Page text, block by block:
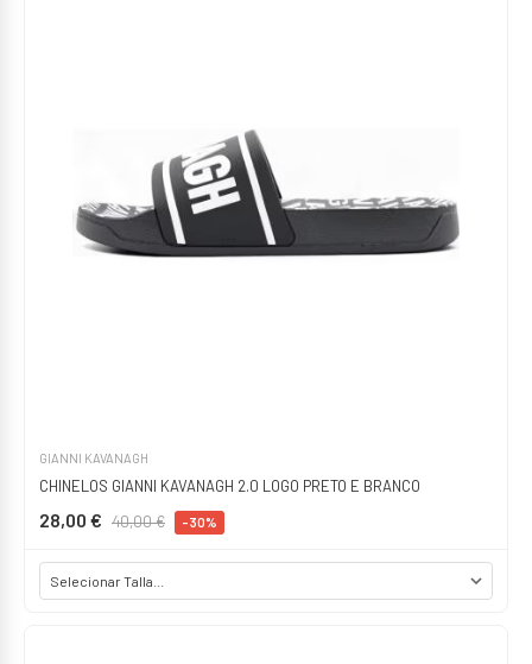
GIANNI KAVANAGH
CHINELOS GIANNI KAVANAGH 2.0 LOGO PRETO E BRANCO
28,00 € 40,00 € -30%